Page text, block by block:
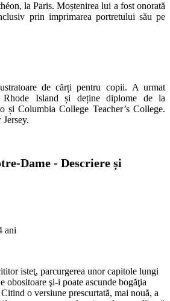
la Paris. Moștenirea lui a fost onorată
prin imprimarea portretului său pe
de cărți pentru copii. A urmat
Island și deține diplome de la
și Columbia College Teacher’s College.
Dame - Descriere și
ani
isteţ, parcurgerea unor capitole lungi
obositoare şi-i poate ascunde bogăţia
o versiune prescurtată, mai nouă, a